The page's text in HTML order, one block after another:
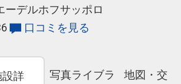
ーデルホフサッポロ
口コミを見る
設詳
写真ライブラ
地図・交